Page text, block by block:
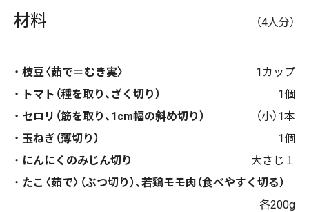
材料 （4人分）
枝豆〈茹で＝むき実〉
1カップ
トマト（種を取り、ざく切り）
1個
セロリ（筋を取り、1cm幅の斜め切り）
（小）1本
玉ねぎ（薄切り）
1個
にんにくのみじん切り
大さじ１
たこ〈茹で〉（ぶつ切り）、若鶏モモ肉（食べやすく切る）
各200g